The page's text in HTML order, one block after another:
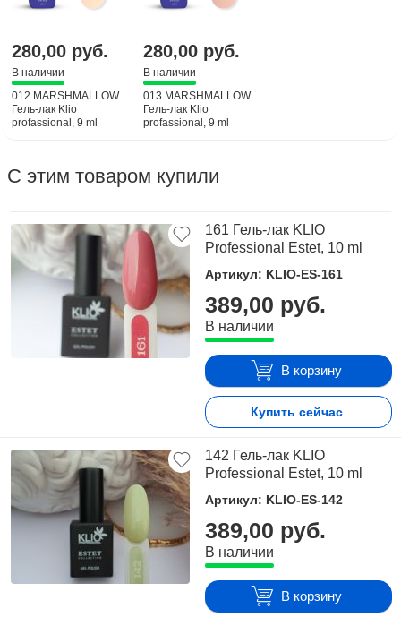
280,00 руб.
В наличии
012 MARSHMALLOW
Гель-лак Klio
profassional, 9 ml
280,00 руб.
В наличии
013 MARSHMALLOW
Гель-лак Klio
profassional, 9 ml
С этим товаром купили
161 Гель-лак KLIO
Professional Estet, 10 ml
Артикул: KLIO-ES-161
389,00 руб.
В наличии
В корзину
Купить сейчас
142 Гель-лак KLIO
Professional Estet, 10 ml
Артикул: KLIO-ES-142
389,00 руб.
В наличии
В корзину